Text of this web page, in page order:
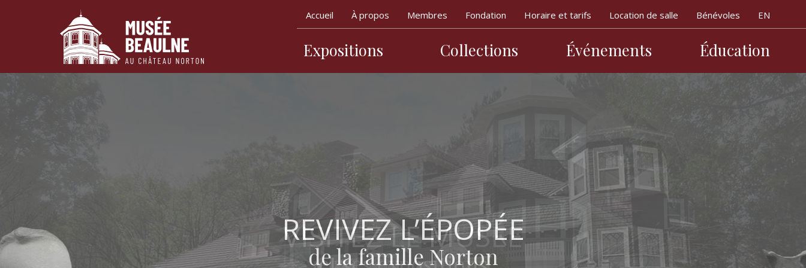
Accueil À propos Membres Fondation Horaire et tarifs Location de salle Bénévoles
Expositions Collections Événements Éducation
VISITEZ LE MUSÉE
REVIVEZ L’ÉPOPÉE
de la famille Norton
EXPOSITION
PERMANENTE
EXPOSITIONS